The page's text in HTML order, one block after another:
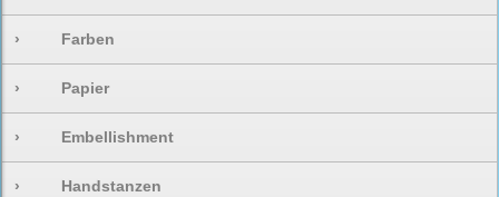
› Farben
› Papier
› Embellishment
› Handstanzen